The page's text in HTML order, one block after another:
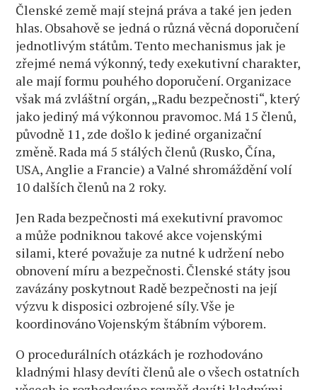
Členské země mají stejná práva a také jen jeden
hlas. Obsahově se jedná o různá věcná doporučení
jednotlivým státům. Tento mechanismus jak je
zřejmé nemá výkonný, tedy exekutivní charakter,
ale mají formu pouhého doporučení. Organizace
však má zvláštní orgán, „Radu bezpečnosti“, který
jako jediný má výkonnou pravomoc. Má 15 členů,
původně 11, zde došlo k jediné organizační
změně. Rada má 5 stálých členů (Rusko, Čína,
USA, Anglie a Francie) a Valné shromáždění volí
10 dalších členů na 2 roky.
Jen Rada bezpečnosti má exekutivní pravomoc
a může podniknou takové akce vojenskými
silami, které považuje za nutné k udržení nebo
obnovení míru a bezpečnosti. Členské státy jsou
zavázány poskytnout Radě bezpečnosti na její
výzvu k disposici ozbrojené síly. Vše je
koordinováno Vojenským štábním výborem.
O procedurálních otázkách je rozhodováno
kladnými hlasy devíti členů ale o všech ostatních